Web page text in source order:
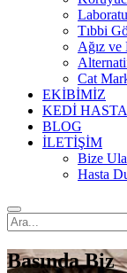
Tıbbi
Ağız ve
Cat
EKİBİMİZ
KEDİ
BLOG
İLETİŞİM
Bize
Hasta
Basında Biz